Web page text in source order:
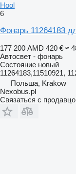
Hool
6
Фонарь 11264183
177 200 AMD 420 € ≈
Автосвет - фонарь
Состояние новый
11264183,11510921,
Польша, Krakow
Nexobus.pl
Связаться с